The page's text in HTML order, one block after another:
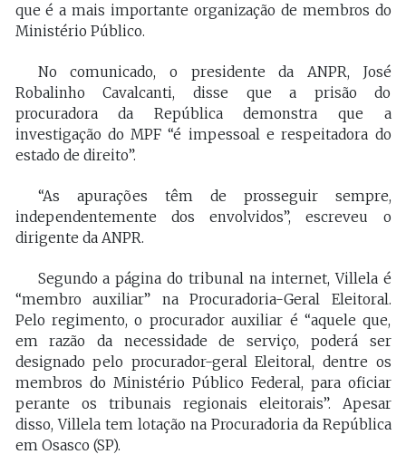
que é a mais importante organização de membros do
Ministério Público.
No comunicado, o presidente da ANPR, José
Robalinho Cavalcanti, disse que a prisão do
procuradora da República demonstra que a
investigação do MPF “é impessoal e respeitadora do
estado de direito”.
“As apurações têm de prosseguir sempre,
independentemente dos envolvidos”, escreveu o
dirigente da ANPR.
Segundo a página do tribunal na internet, Villela é
“membro auxiliar” na Procuradoria-Geral Eleitoral.
Pelo regimento, o procurador auxiliar é “aquele que,
em razão da necessidade de serviço, poderá ser
designado pelo procurador-geral Eleitoral, dentre os
membros do Ministério Público Federal, para oficiar
perante os tribunais regionais eleitorais”. Apesar
disso, Villela tem lotação na Procuradoria da República
em Osasco (SP).